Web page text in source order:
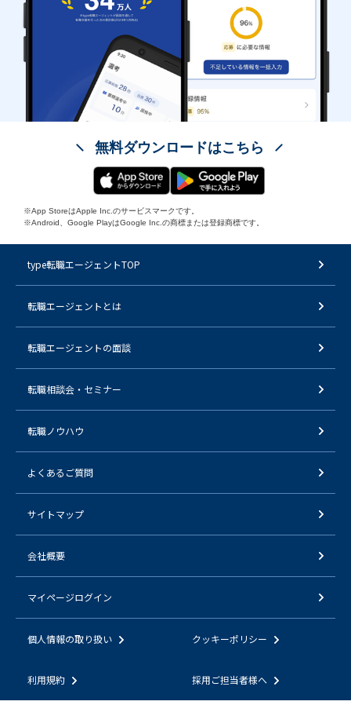
無料ダウンロードはこちら
※App StoreはApple Inc.のサービスマークです。
※Android、Google PlayはGoogle Inc.の商標または登録商標です。
type転職エージェントTOP
転職エージェントとは
転職エージェントの面談
転職相談会・セミナー
転職ノウハウ
よくあるご質問
サイトマップ
会社概要
マイページログイン
個人情報の取り扱い クッキーポリシー
利用規約 採用ご担当者様へ